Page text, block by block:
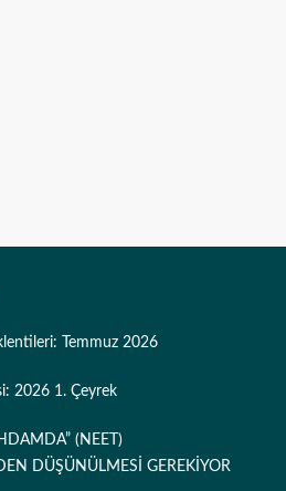
Temmuz 2026
2026 1. Çeyrek
(NEET)
DÜŞÜNÜLMESİ GEREKİYOR